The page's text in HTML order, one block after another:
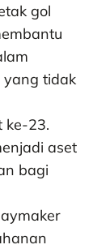
gol
yang tidak
ke-23.
aset
bagi